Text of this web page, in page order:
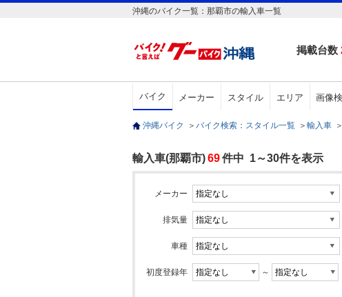
沖縄のバイク一覧：那覇市の輸入車一覧
掲載台数
バイク メーカー スタイル エリア 画像
沖縄バイク ＞ バイク検索：スタイル一覧 ＞ 輸入車 ＞
輸入車(那覇市)69件中 1～30件を表示
メーカー
排気量
車種
初度登録年 ～